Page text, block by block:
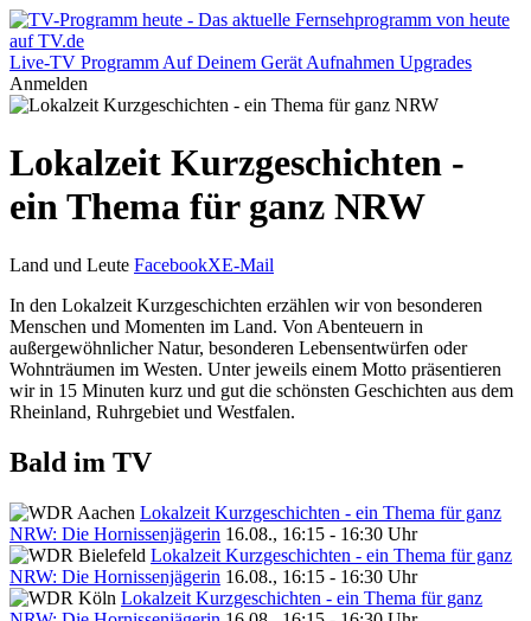
Live-TV Programm Auf Deinem Gerät Aufnahmen Upgrades
Anmelden
Lokalzeit Kurzgeschichten -
ein Thema für ganz NRW
Land und Leute FacebookXE-Mail
In den Lokalzeit Kurzgeschichten erzählen wir von besonderen
Menschen und Momenten im Land. Von Abenteuern in
außergewöhnlicher Natur, besonderen Lebensentwürfen oder
Wohnträumen im Westen. Unter jeweils einem Motto präsentieren
wir in 15 Minuten kurz und gut die schönsten Geschichten aus dem
Rheinland, Ruhrgebiet und Westfalen.
Bald im TV
Lokalzeit Kurzgeschichten - ein Thema für ganz
NRW: Die Hornissenjägerin 16.08., 16:15 - 16:30 Uhr
Lokalzeit Kurzgeschichten - ein Thema für ganz
NRW: Die Hornissenjägerin 16.08., 16:15 - 16:30 Uhr
Lokalzeit Kurzgeschichten - ein Thema für ganz